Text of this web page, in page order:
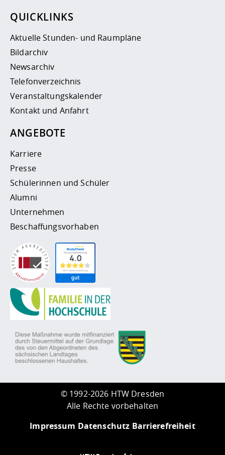
QUICKLINKS
Aktuelle Stunden- und Raumpläne
Bildarchiv
Newsarchiv
Telefonverzeichnis
Veranstaltungskalender
Kontakt und Anfahrt
ANGEBOTE
Karriere
Presse
Schülerinnen und Schüler
Alumni
Unternehmen
Beschaffungsvorhaben
© 1992-2026 HTW Dresden
Alle Rechte vorbehalten
Impressum Datenschutz Barrierefreiheit